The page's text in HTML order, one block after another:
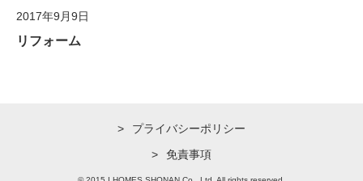
2017年9月9日
リフォーム
プライバシーポリシー
免責事項